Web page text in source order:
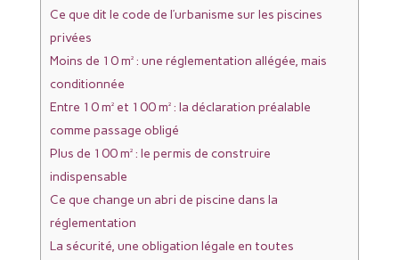
Ce que dit le code de l’urbanisme sur les piscines
privées
Moins de 10 m² : une réglementation allégée, mais
conditionnée
Entre 10 m² et 100 m² : la déclaration préalable
comme passage obligé
Plus de 100 m² : le permis de construire
indispensable
Ce que change un abri de piscine dans la
réglementation
La sécurité, une obligation légale en toutes